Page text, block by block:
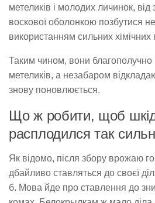
метеликів і молодих личинок, від
воскової оболонкою позбутися
використанням сильних хімічних
Таким чином, вони
метеликів, а незабаром
знову поновлюється.
Що ж робити, щоб
расплодился так
Як відомо, після збору врожаю
дбайливо ставляться до своєї
б. Мова йде про ставлення до